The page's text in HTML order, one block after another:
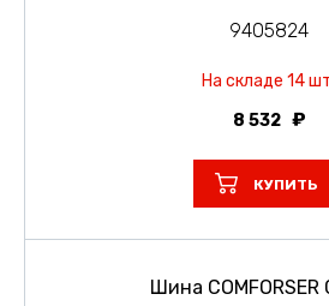
9405824
На складе 14
8 532
КУПИТЬ
Шина COMFORSER